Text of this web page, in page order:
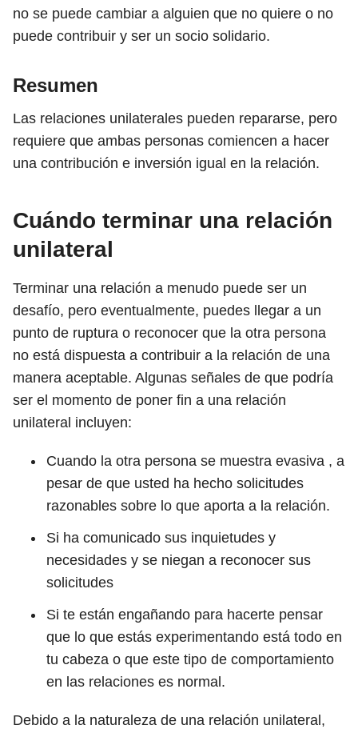
no se puede cambiar a alguien que no quiere o no
puede contribuir y ser un socio solidario.
Resumen
Las relaciones unilaterales pueden repararse, pero
requiere que ambas personas comiencen a hacer
una contribución e inversión igual en la relación.
Cuándo terminar una relación
unilateral
Terminar una relación a menudo puede ser un
desafío, pero eventualmente, puedes llegar a un
punto de ruptura o reconocer que la otra persona
no está dispuesta a contribuir a la relación de una
manera aceptable. Algunas señales de que podría
ser el momento de poner fin a una relación
unilateral incluyen:
Cuando la otra persona se muestra evasiva , a
pesar de que usted ha hecho solicitudes
razonables sobre lo que aporta a la relación.
Si ha comunicado sus inquietudes y
necesidades y se niegan a reconocer sus
solicitudes
Si te están engañando para hacerte pensar
que lo que estás experimentando está todo en
tu cabeza o que este tipo de comportamiento
en las relaciones es normal.
Debido a la naturaleza de una relación unilateral,